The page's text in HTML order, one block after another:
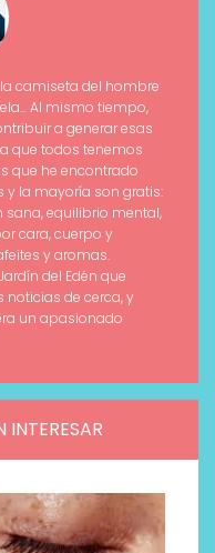
camiseta del hombre
Al mismo tiempo,
a generar esas
que todos tenemos
que he encontrado
y la mayoría son gratis:
sana, equilibrio mental,
cara, cuerpo y
y aromas.
del Edén que
de cerca, y
un apasionado
INTERESAR